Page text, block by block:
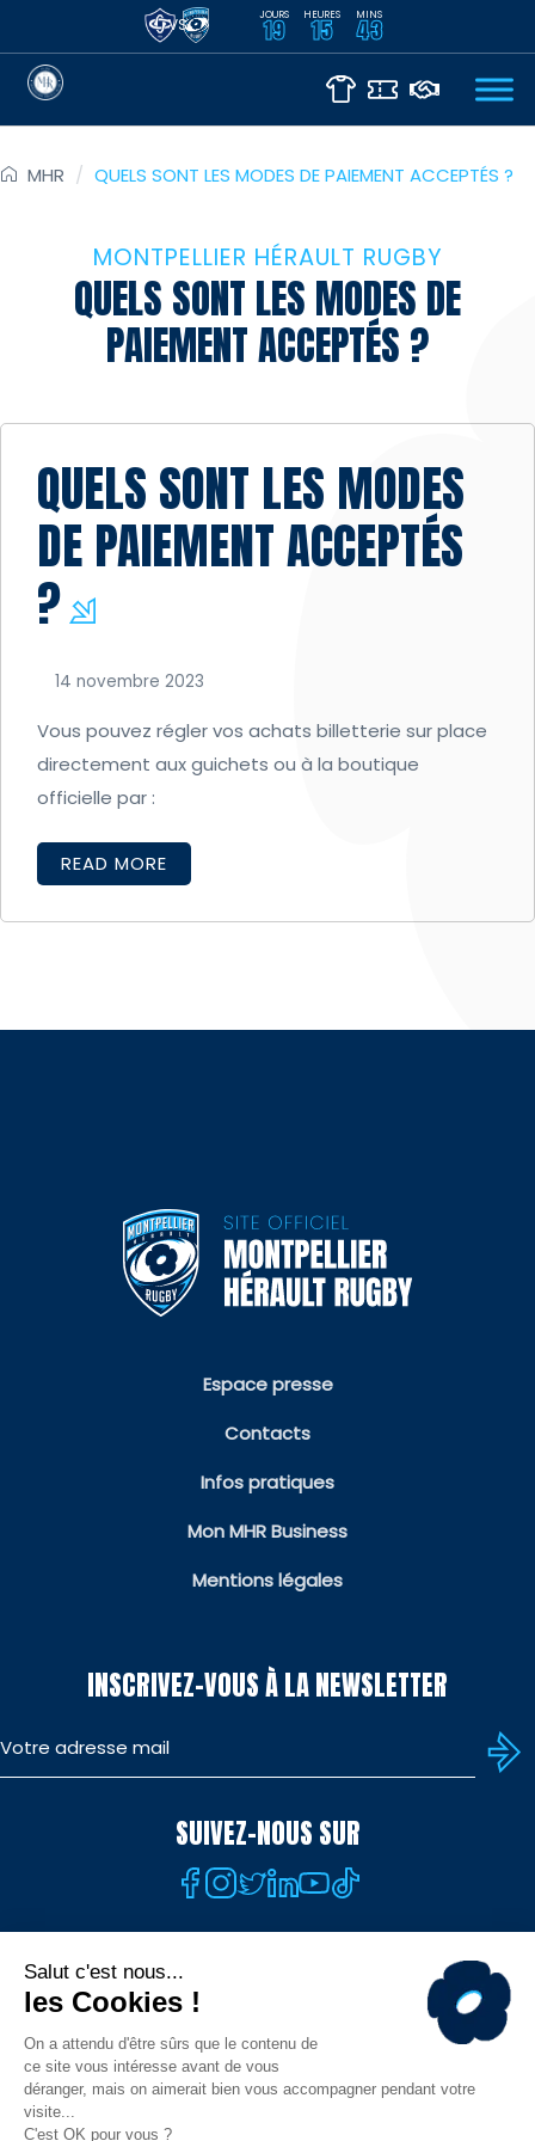
VS JOURS
19 HEURES
15 MINS
43
MHR / QUELS SONT LES MODES DE PAIEMENT ACCEPTÉS ?
MONTPELLIER HÉRAULT RUGBY
QUELS SONT LES MODES DE
PAIEMENT ACCEPTÉS ?
QUELS SONT LES MODES
DE PAIEMENT ACCEPTÉS
?
14 novembre 2023
Vous pouvez régler vos achats billetterie sur place
directement aux guichets ou à la boutique
officielle par :
READ MORE
Espace presse
Contacts
Infos pratiques
Mon MHR Business
Mentions légales
INSCRIVEZ-VOUS À LA NEWSLETTER
SUIVEZ-NOUS SUR
TÉLÉCHARGEZ L'APP